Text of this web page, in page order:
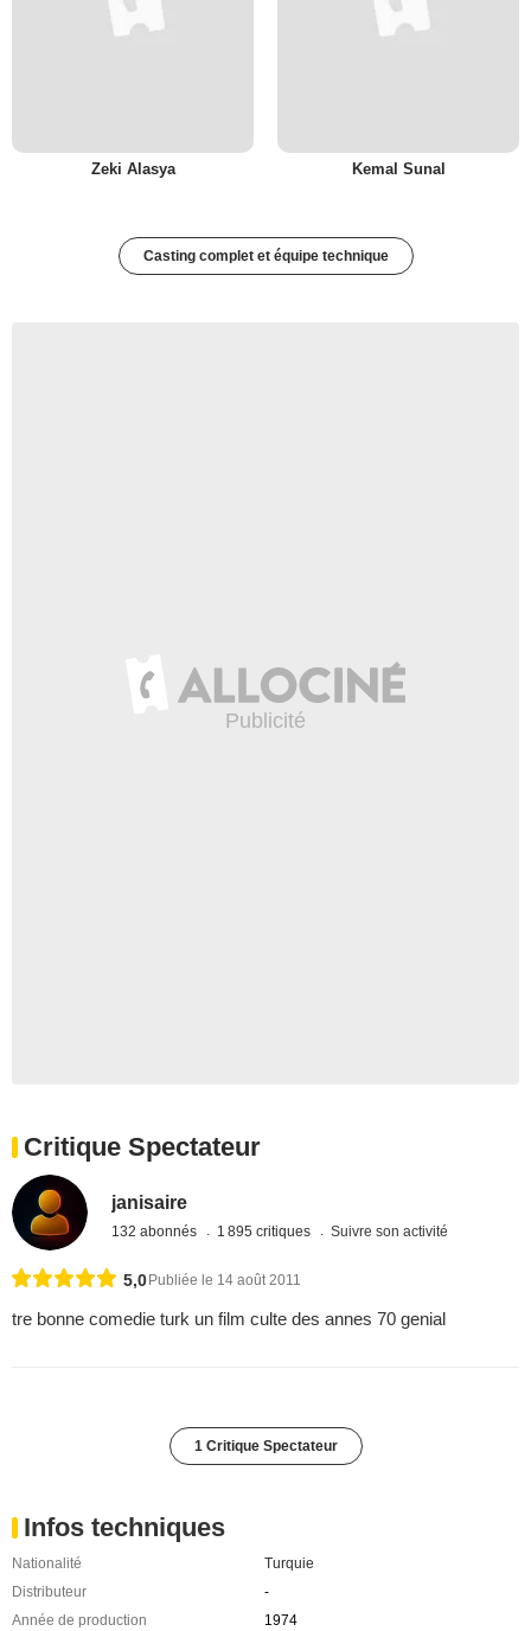
Zeki Alasya Kemal Sunal
Casting complet et équipe technique
Critique Spectateur
janisaire
132 abonnés 1 895 critiques Suivre son activité
5,0 Publiée le 14 août 2011
tre bonne comedie turk un film culte des annes 70 genial
1 Critique Spectateur
Infos techniques
Nationalité
Turquie
Distributeur
-
Année de production
1974